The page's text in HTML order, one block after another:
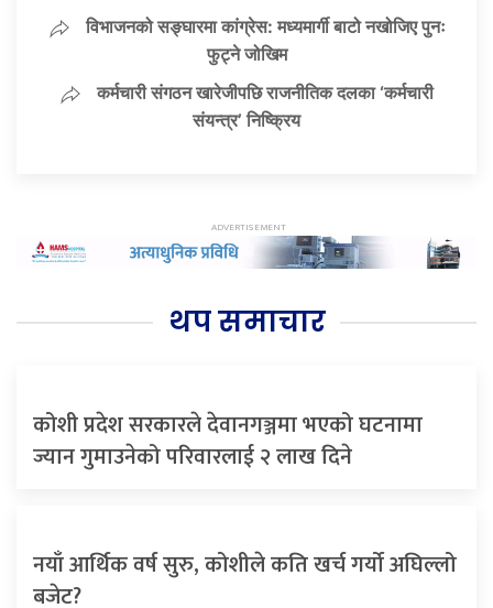
विभाजनको सङ्घारमा कांग्रेस: मध्यमार्गी बाटो नखोजिए पुनः
फुट्ने जोखिम
कर्मचारी संगठन खारेजीपछि राजनीतिक दलका ‘कर्मचारी
संयन्त्र’ निष्क्रिय
थप समाचार
कोशी प्रदेश सरकारले देवानगञ्जमा भएको घटनामा
ज्यान गुमाउनेको परिवारलाई २ लाख दिने
नयाँ आर्थिक वर्ष सुरु, कोशीले कति खर्च गर्यो अघिल्लो
बजेट?